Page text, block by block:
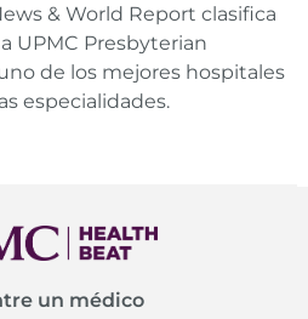
& World Report clasifica
UPMC Presbyterian
de los mejores hospitales
especialidades.
un médico